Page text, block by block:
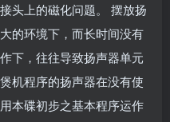
头上的磁化问题。 摆放扬
的环境下，而长时间没有
下，往往导致扬声器单元
机程序的扬声器在没有使
本碟初步之基本程序运作